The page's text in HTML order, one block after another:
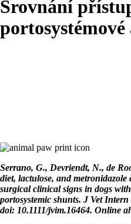
Srovnání
portosystémové
Serrano, G., Devriendt, N., de
diet, lactulose, and
surgical clinical signs in dogs
portosystemic shunts. J Vet
doi: 10.1111/jvim.16464. Online